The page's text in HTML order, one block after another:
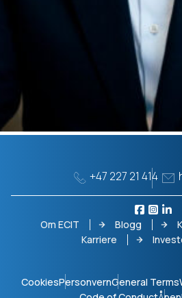
CookiesPersonvernGeneral Terms
+47 227 21 414
Om ECIT Blogg
Karriere